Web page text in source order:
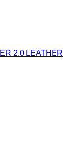
2.0 LEATHER